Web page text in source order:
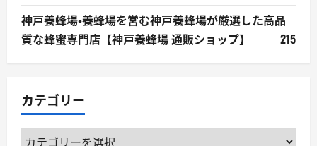
神戸養蜂場・養蜂場を営む神戸養蜂場が厳選した高品
質な蜂蜜専門店【神戸養蜂場 通販ショップ】
215
カテゴリー
カ